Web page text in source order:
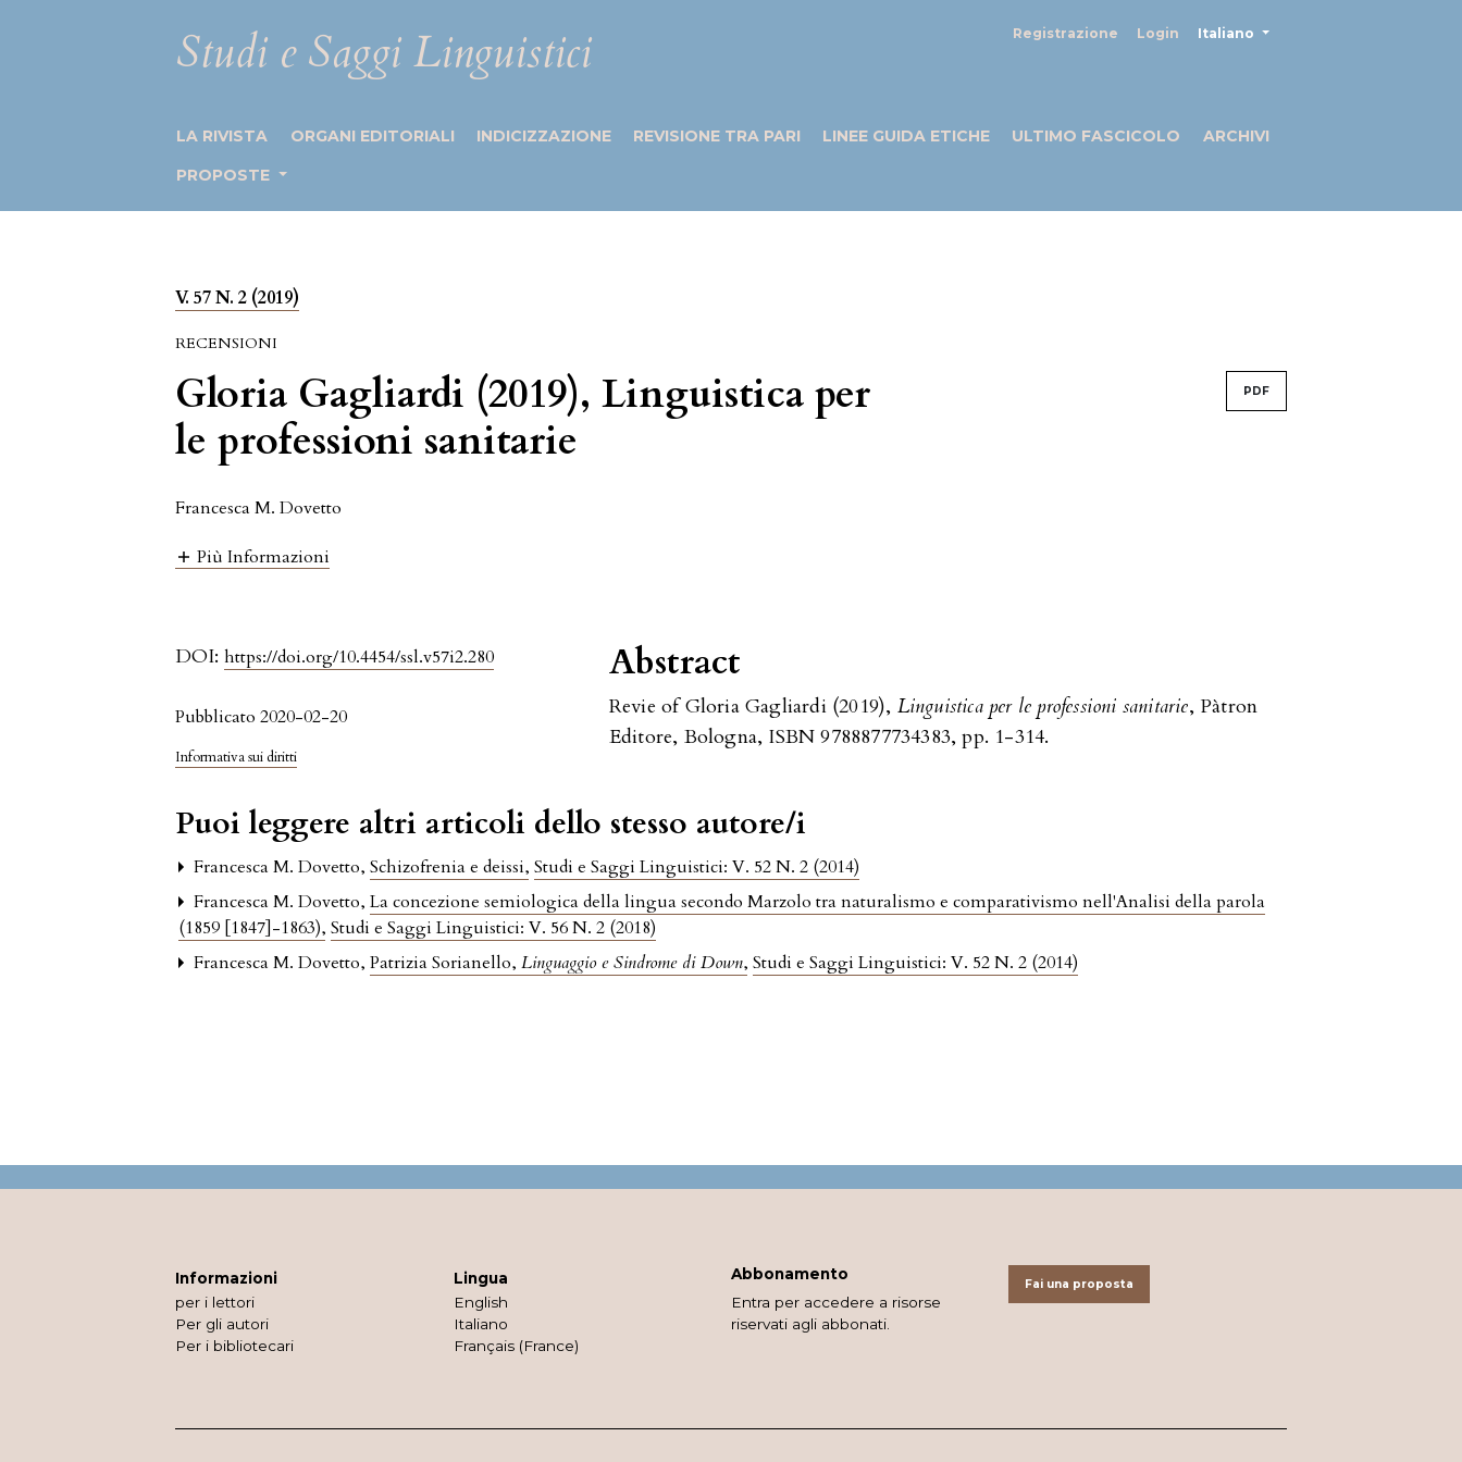
Studi e Saggi Linguistici Registrazione Login Italiano
LA RIVISTA ORGANI EDITORIALI INDICIZZAZIONE REVISIONE TRA PARI LINEE GUIDA ETICHE ULTIMO FASCICOLO
ARCHIVI
PROPOSTE
V. 57 N. 2 (2019)
RECENSIONI
Gloria Gagliardi (2019), Linguistica per
le professioni sanitarie
PDF
Francesca M. Dovetto
Più Informazioni
DOI:https://doi.org/10.4454/ssl.v57i2.280
Pubblicato 2020-02-20
Informativa sui diritti
Abstract
Revie of Gloria Gagliardi (2019), Linguistica per le professioni sanitarie, Pàtron
Editore, Bologna, ISBN 9788877734383, pp. 1-314.
Puoi leggere altri articoli dello stesso autore/i
Francesca M. Dovetto,Schizofrenia e deissi,Studi e Saggi Linguistici: V. 52 N. 2 (2014)
Francesca M. Dovetto,La concezione semiologica della lingua secondo Marzolo tra naturalismo e comparativismo nell'Analisi della parola
(1859 [1847]-1863),Studi e Saggi Linguistici: V. 56 N. 2 (2018)
Francesca M. Dovetto,Patrizia Sorianello,Linguaggio e Sindrome di Down,Studi e Saggi Linguistici: V. 52 N. 2 (2014)
Informazioni
per i lettori
Per gli autori
Per i bibliotecari
Lingua
English
Italiano
Français (France)
Abbonamento
Entra per accedere a risorse
riservati agli abbonati.
Fai una proposta